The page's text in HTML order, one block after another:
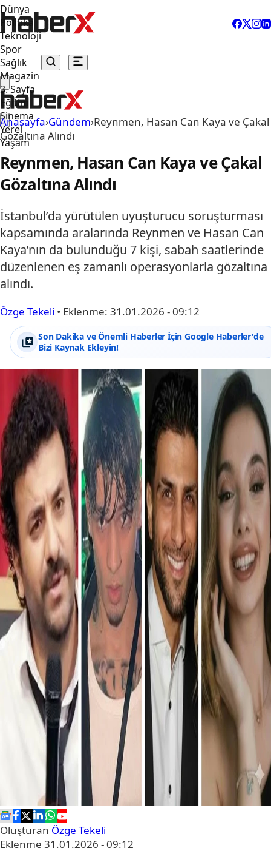
Dünya
Politika
Teknoloji
Spor
Sağlık
Magazin
3. Sayfa
Eğitim
Sinema
Yerel
Yaşam
Anasayfa›Gündem›Reynmen, Hasan Can Kaya ve Çakal
Gözaltına Alındı
Reynmen, Hasan Can Kaya ve Çakal
Gözaltına Alındı
İstanbul’da yürütülen uyuşturucu soruşturması
kapsamında aralarında Reynmen ve Hasan Can
Kaya’nın da bulunduğu 7 kişi, sabah saatlerinde
düzenlenen eş zamanlı operasyonlarla gözaltına
alındı.
Özge Tekeli • Eklenme: 31.01.2026 - 09:12
Son Dakika ve Önemli Haberler İçin Google Haberler'de
Bizi Kaynak Ekleyin!
Oluşturan Özge Tekeli
Eklenme 31.01.2026 - 09:12